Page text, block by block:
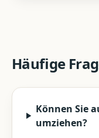
Häufige
Können Sie
umziehen?